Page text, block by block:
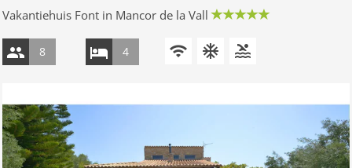
Vakantiehuis Font in Mancor de la Vall
8 4